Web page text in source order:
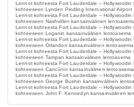
Lennot kohteesta Fort Lauderdale – Hollywoodin
kohteeseen Lynden Pindling International Airport
Lennot kohteesta Fort Lauderdale – Hollywoodin
kohteeseen Nashvillen kansainvälinen
Lennot kohteesta Fort Lauderdale – Hollywoodin
kohteeseen Loganin kansainvälinen lentoasema
Lennot kohteesta Fort Lauderdale – Hollywoodin
kohteeseen Orlandon kansainvälinen lentoasema
Lennot kohteesta Fort Lauderdale – Hollywoodin
kohteeseen Tampan kansainvälinen lentoasema
Lennot kohteesta Fort Lauderdale – Hollywoodin
kohteeseen Cancúnin kansainvälinen lentoasema
Lennot kohteesta Fort Lauderdale – Hollywoodin
kohteeseen George Bushin kansainvälinen
Lennot kohteesta Fort Lauderdale – Hollywoodin
kohteeseen John F. Kennedyn kansainvälinen